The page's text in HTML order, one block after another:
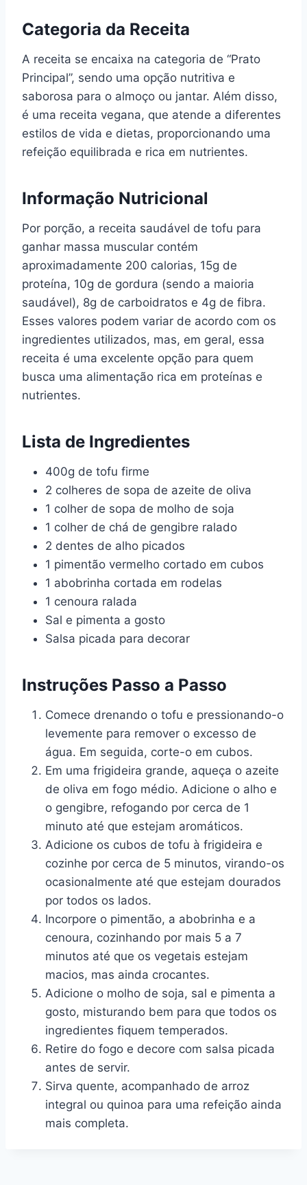
Categoria da Receita
A receita se encaixa na categoria de “Prato
Principal”, sendo uma opção nutritiva e
saborosa para o almoço ou jantar. Além disso,
é uma receita vegana, que atende a diferentes
estilos de vida e dietas, proporcionando uma
refeição equilibrada e rica em nutrientes.
Informação Nutricional
Por porção, a receita saudável de tofu para
ganhar massa muscular contém
aproximadamente 200 calorias, 15g de
proteína, 10g de gordura (sendo a maioria
saudável), 8g de carboidratos e 4g de fibra.
Esses valores podem variar de acordo com os
ingredientes utilizados, mas, em geral, essa
receita é uma excelente opção para quem
busca uma alimentação rica em proteínas e
nutrientes.
Lista de Ingredientes
400g de tofu firme
2 colheres de sopa de azeite de oliva
1 colher de sopa de molho de soja
1 colher de chá de gengibre ralado
2 dentes de alho picados
1 pimentão vermelho cortado em cubos
1 abobrinha cortada em rodelas
1 cenoura ralada
Sal e pimenta a gosto
Salsa picada para decorar
Instruções Passo a Passo
Comece drenando o tofu e pressionando-o
levemente para remover o excesso de
água. Em seguida, corte-o em cubos.
Em uma frigideira grande, aqueça o azeite
de oliva em fogo médio. Adicione o alho e
o gengibre, refogando por cerca de 1
minuto até que estejam aromáticos.
Adicione os cubos de tofu à frigideira e
cozinhe por cerca de 5 minutos, virando-os
ocasionalmente até que estejam dourados
por todos os lados.
Incorpore o pimentão, a abobrinha e a
cenoura, cozinhando por mais 5 a 7
minutos até que os vegetais estejam
macios, mas ainda crocantes.
Adicione o molho de soja, sal e pimenta a
gosto, misturando bem para que todos os
ingredientes fiquem temperados.
Retire do fogo e decore com salsa picada
antes de servir.
Sirva quente, acompanhado de arroz
integral ou quinoa para uma refeição ainda
mais completa.